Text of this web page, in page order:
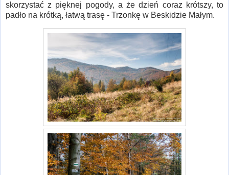
skorzystać z pięknej pogody, a że dzień coraz krótszy, to
padło na krótką, łatwą trasę - Trzonkę w Beskidzie Małym.